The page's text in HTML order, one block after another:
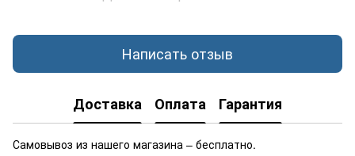
Написать отзыв
Доставка Оплата Гарантия
Самовывоз из нашего магазина – бесплатно.